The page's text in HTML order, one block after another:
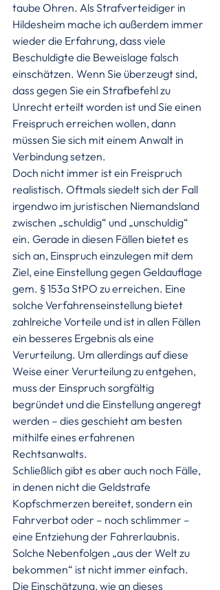
taube Ohren. Als Strafverteidiger in
Hildesheim mache ich außerdem immer
wieder die Erfahrung, dass viele
Beschuldigte die Beweislage falsch
einschätzen. Wenn Sie überzeugt sind,
dass gegen Sie ein Strafbefehl zu
Unrecht erteilt worden ist und Sie einen
Freispruch erreichen wollen, dann
müssen Sie sich mit einem Anwalt in
Verbindung setzen.
Doch nicht immer ist ein Freispruch
realistisch. Oftmals siedelt sich der Fall
irgendwo im juristischen Niemandsland
zwischen „schuldig“ und „unschuldig“
ein. Gerade in diesen Fällen bietet es
sich an, Einspruch einzulegen mit dem
Ziel, eine Einstellung gegen Geldauflage
gem. § 153a StPO zu erreichen. Eine
solche Verfahrenseinstellung bietet
zahlreiche Vorteile und ist in allen Fällen
ein besseres Ergebnis als eine
Verurteilung. Um allerdings auf diese
Weise einer Verurteilung zu entgehen,
muss der Einspruch sorgfältig
begründet und die Einstellung angeregt
werden – dies geschieht am besten
mithilfe eines erfahrenen
Rechtsanwalts.
Schließlich gibt es aber auch noch Fälle,
in denen nicht die Geldstrafe
Kopfschmerzen bereitet, sondern ein
Fahrverbot oder – noch schlimmer –
eine Entziehung der Fahrerlaubnis.
Solche Nebenfolgen „aus der Welt zu
bekommen“ ist nicht immer einfach.
Die Einschätzung, wie an dieses